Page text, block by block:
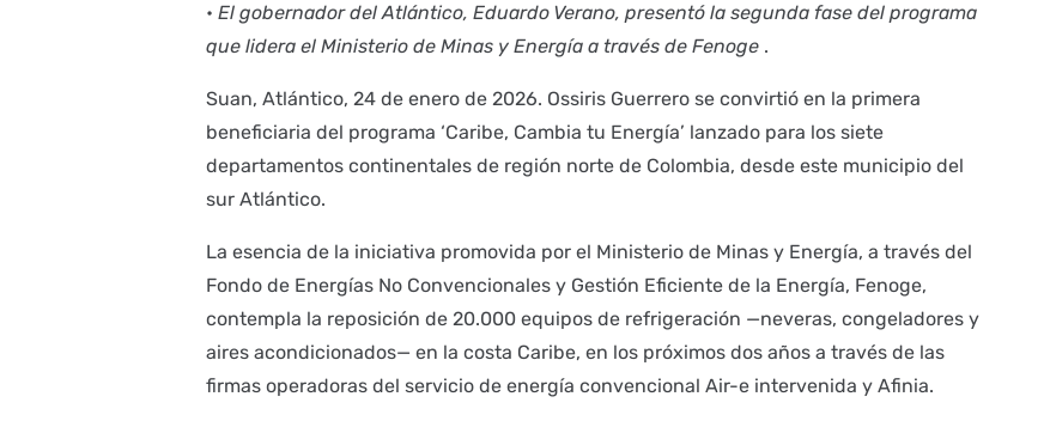
• El gobernador del Atlántico, Eduardo Verano, presentó la segunda fase del programa
que lidera el Ministerio de Minas y Energía a través de Fenoge .
Suan, Atlántico, 24 de enero de 2026. Ossiris Guerrero se convirtió en la primera
beneficiaria del programa ‘Caribe, Cambia tu Energía’ lanzado para los siete
departamentos continentales de región norte de Colombia, desde este municipio del
sur Atlántico.
La esencia de la iniciativa promovida por el Ministerio de Minas y Energía, a través del
Fondo de Energías No Convencionales y Gestión Eficiente de la Energía, Fenoge,
contempla la reposición de 20.000 equipos de refrigeración —neveras, congeladores y
aires acondicionados— en la costa Caribe, en los próximos dos años a través de las
firmas operadoras del servicio de energía convencional Air-e intervenida y Afinia.